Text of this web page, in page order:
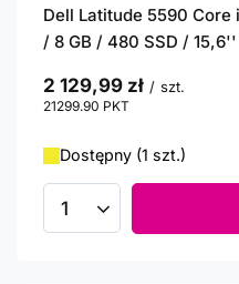
Dell Latitude 5590 Core
/ 8 GB / 480 SSD / 15,6''
2 129,99 zł / szt.
21299.90 PKT
Dostępny (1 szt.)
Ilość produktów